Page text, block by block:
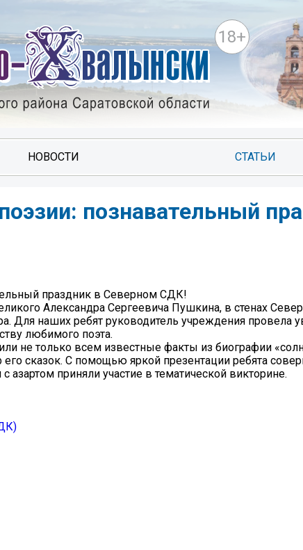
18+
НОВОСТИ СТАТЬИ
познавательный
праздник в Северном СДК!
Александра Сергеевича Пушкина, в стенах
Для наших ребят руководитель учреждения провела
любимого поэта.
не только всем известные факты из биографии
сказок. С помощью яркой презентации ребята
азартом приняли участие в тематической викторине.